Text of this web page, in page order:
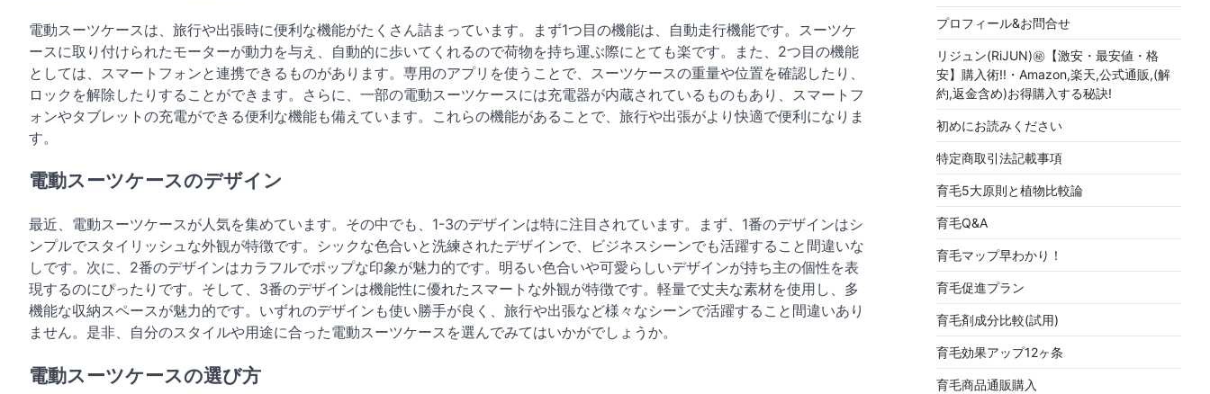
電動スーツケースは、旅行や出張時に便利な機能がたくさん詰まっています。まず1つ目の機能は、自動走行機能です。スーツケ
ースに取り付けられたモーターが動力を与え、自動的に歩いてくれるので荷物を持ち運ぶ際にとても楽です。また、2つ目の機能
としては、スマートフォンと連携できるものがあります。専用のアプリを使うことで、スーツケースの重量や位置を確認したり、
ロックを解除したりすることができます。さらに、一部の電動スーツケースには充電器が内蔵されているものもあり、スマートフ
ォンやタブレットの充電ができる便利な機能も備えています。これらの機能があることで、旅行や出張がより快適で便利になりま
す。
電動スーツケースのデザイン
最近、電動スーツケースが人気を集めています。その中でも、1-3のデザインは特に注目されています。まず、1番のデザインはシ
ンプルでスタイリッシュな外観が特徴です。シックな色合いと洗練されたデザインで、ビジネスシーンでも活躍すること間違いな
しです。次に、2番のデザインはカラフルでポップな印象が魅力的です。明るい色合いや可愛らしいデザインが持ち主の個性を表
現するのにぴったりです。そして、3番のデザインは機能性に優れたスマートな外観が特徴です。軽量で丈夫な素材を使用し、多
機能な収納スペースが魅力的です。いずれのデザインも使い勝手が良く、旅行や出張など様々なシーンで活躍すること間違いあり
ません。是非、自分のスタイルや用途に合った電動スーツケースを選んでみてはいかがでしょうか。
電動スーツケースの選び方
プロフィール&お問合せ
リジュン(RiJUN)㊙【激安・最安値・格
安】購入術!!・Amazon,楽天,公式通販,(解
約,返金含め)お得購入する秘訣!
初めにお読みください
特定商取引法記載事項
育毛5大原則と植物比較論
育毛Q&A
育毛マップ早わかり！
育毛促進プラン
育毛剤成分比較(試用)
育毛効果アップ12ヶ条
育毛商品通販購入